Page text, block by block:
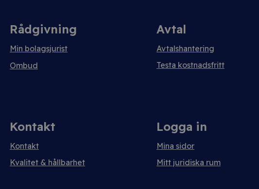
Rådgivning
Min bolagsjurist
Ombud
Avtal
Avtalshantering
Testa kostnadsfritt
Kontakt
Kontakt
Kvalitet & hållbarhet
Logga in
Mina sidor
Mitt juridiska rum